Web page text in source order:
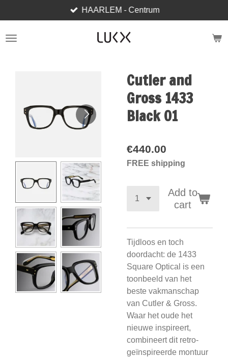
to
main
HAARLEM - Centrum
Cutler and
Gross 1433
Black 01
€440.00
FREE shipping
Add to
cart
Tijdloos en toch
doordacht: de 1433
Square Optical is een
toonbeeld van het
beste vakmanschap
van Cutler & Gross.
Waar het oude het
nieuwe inspireert,
combineert dit retro-
geïnspireerde montuur